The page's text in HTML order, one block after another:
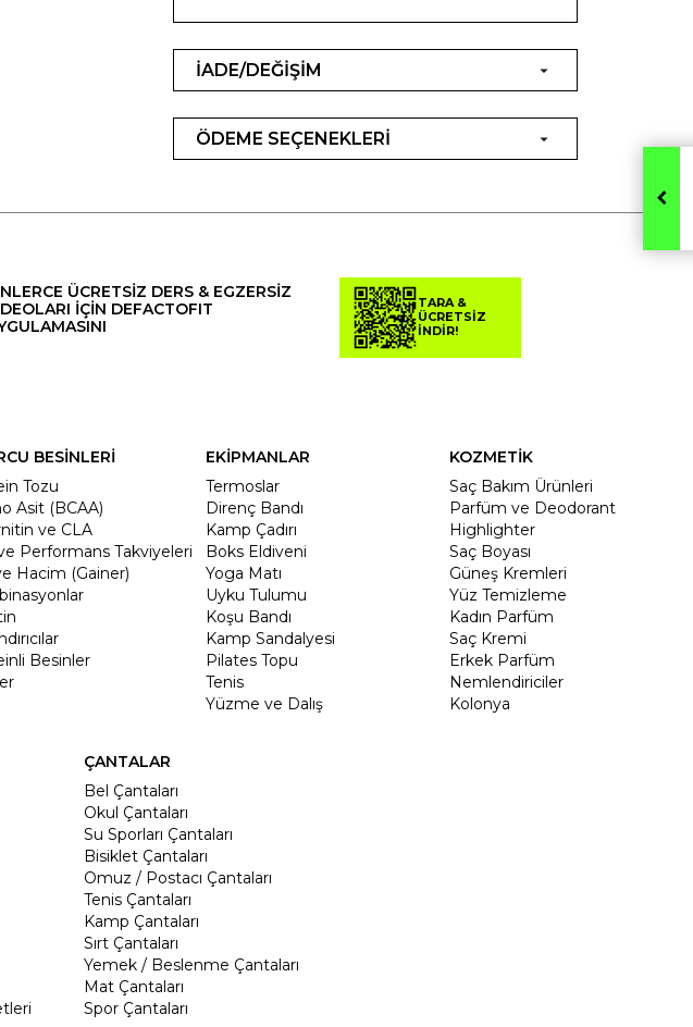
İADE/DEĞİŞİM
ÖDEME SEÇENEKLERİ
ÜCRETSİZ DERS & EGZERSİZ
İÇİN DEFACTOFIT
TARA &
ÜCRETSİZ
İNDİR!
BESİNLERİ
Tozu
Asit (BCAA)
ve CLA
Performans Takviyeleri
Hacim (Gainer)
Besinler
EKİPMANLAR
Termoslar
Direnç Bandı
Kamp Çadırı
Boks Eldiveni
Yoga Matı
Uyku Tulumu
Koşu Bandı
Kamp Sandalyesi
Pilates Topu
Tenis
Yüzme ve Dalış
KOZMETİK
Saç Bakım Ürünleri
Parfüm ve Deodorant
Highlighter
Saç Boyası
Güneş Kremleri
Yüz Temizleme
Kadın Parfüm
Saç Kremi
Erkek Parfüm
Nemlendiriciler
Kolonya
ÇANTALAR
Bel Çantaları
Okul Çantaları
Su Sporları Çantaları
Bisiklet Çantaları
Omuz / Postacı Çantaları
Tenis Çantaları
Kamp Çantaları
Sırt Çantaları
Yemek / Beslenme Çantaları
Mat Çantaları
Spor Çantaları